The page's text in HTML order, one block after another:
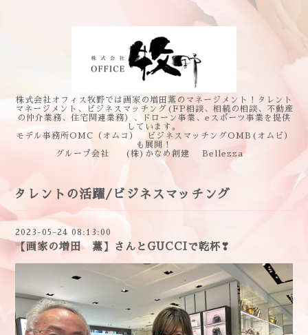
株式会社オフィス牧野では画家の増田薫のマネージメント！タレント
マネージメント、ビジネスマッチング(FP相談、相続の相談、不動産
の仲介業務、住宅関連業務）、ドローン事業、eスポーツ事業を提供
しています。
モデル事務所OMC（オムコ） ビジネスマッチングOMB(オムビ）
も展開！
グループ会社 (株)かなめ創建 Bellezza
タレントの活躍/ビジネスマッチング
2023-05-24 08:13:00
【画家の増田 薫】さんとGUCCIで乾杯❣